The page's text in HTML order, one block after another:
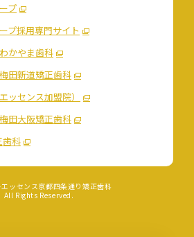
プ
プ採用専門サイト
かやま歯科
田新道矯正歯科
ッセンス加盟院）
田大阪矯正歯科
歯科
ッセンス京都四条通り矯正歯科
All Rights Reserved.